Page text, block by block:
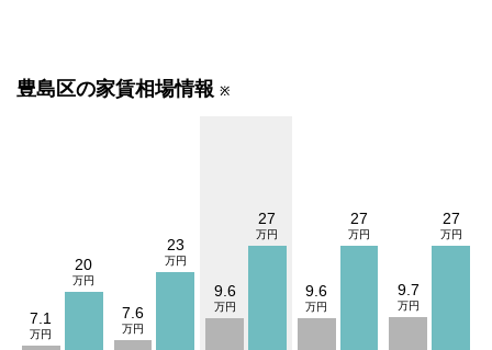
豊島区の家賃相場情報 ※
7.1
20
7.6
23
9.6
27
9.6
27
9.7
27